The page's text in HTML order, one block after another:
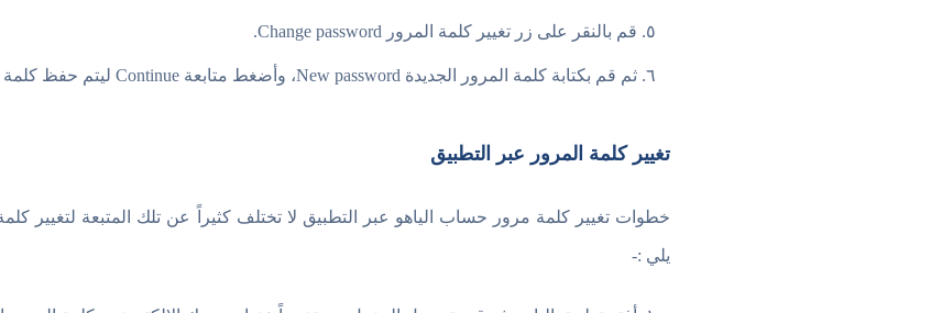
قم بالنقر على زر تغيير كلمة المرور Change password.
ثم قم بكتابة كلمة المرور الجديدة New password، وأضغط متابعة Continue ليتم حفظ كلمة المرور الجديدة.
تغيير كلمة المرور عبر التطبيق
خطوات تغيير كلمة مرور حساب الياهو عبر التطبيق لا تختلف كثيراً عن تلك المتبعة لتغيير
يلي :-